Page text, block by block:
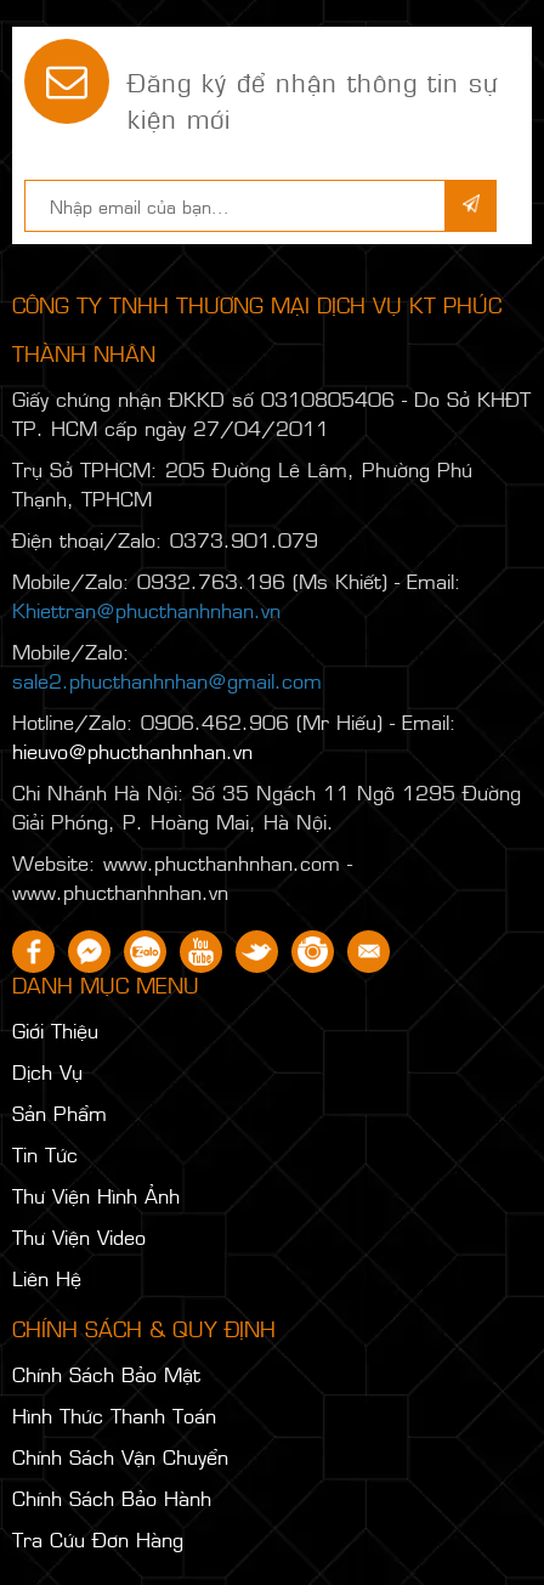
Đăng ký để nhận thông tin sự
kiện mới
CÔNG TY TNHH THƯƠNG MẠI DỊCH VỤ KT PHÚC
THÀNH NHÂN
Giấy chứng nhận ĐKKD số 0310805406 - Do Sở KHĐT
TP. HCM cấp ngày 27/04/2011
Trụ Sở TPHCM: 205 Đường Lê Lâm, Phường Phú
Thạnh, TPHCM
Điện thoại/Zalo: 0373.901.079
Mobile/Zalo: 0932.763.196 (Ms Khiết) - Email:
Khiettran@phucthanhnhan.vn
Mobile/Zalo:
0986.272.500
sale2.phucthanhnhan@gmail.com
Hotline/Zalo: 0906.462.906 (Mr Hiếu) - Email:
hieuvo@phucthanhnhan.vn
Chi Nhánh Hà Nội: Số 35 Ngách 11 Ngõ 1295 Đường
Giải Phóng, P. Hoàng Mai, Hà Nội.
Website: www.phucthanhnhan.com -
www.phucthanhnhan.vn
DANH MỤC MENU
Giới Thiệu
Dịch Vụ
Sản Phẩm
Tin Tức
Thư Viện Hình Ảnh
Thư Viện Video
Liên Hệ
CHÍNH SÁCH & QUY ĐỊNH
Chính Sách Bảo Mật
Hình Thức Thanh Toán
Chính Sách Vận Chuyển
Chính Sách Bảo Hành
Tra Cứu Đơn Hàng